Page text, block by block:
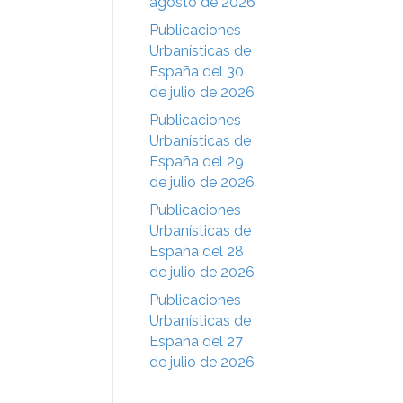
Publicaciones
Urbanísticas de
España del 30
de julio de 2026
Publicaciones
Urbanísticas de
España del 29
de julio de 2026
Publicaciones
Urbanísticas de
España del 28
de julio de 2026
Publicaciones
Urbanísticas de
España del 27
de julio de 2026